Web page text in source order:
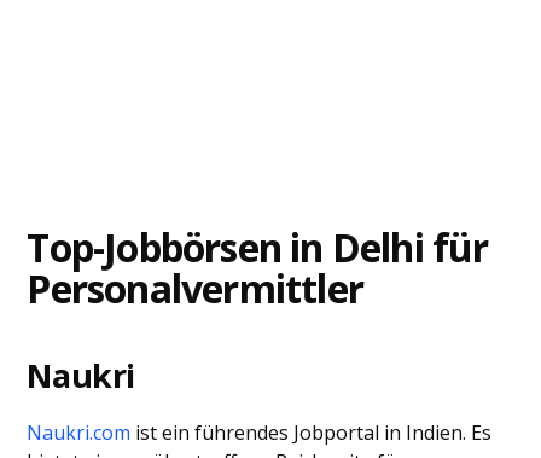
Top-Jobbörsen in Delhi für
Personalvermittler
Naukri
Naukri.com ist ein führendes Jobportal in Indien. Es